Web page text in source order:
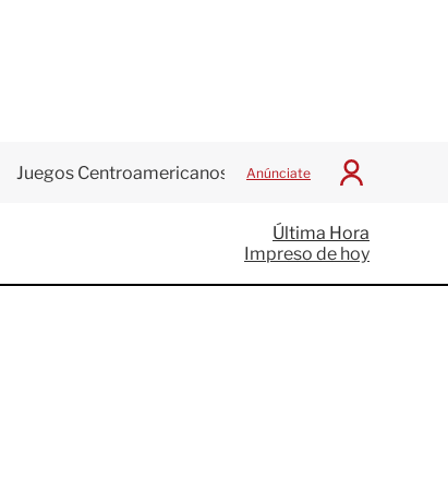
Juegos Centroamericanos Anúnciate
I
c
i
a
Última Hora
Impreso de hoy